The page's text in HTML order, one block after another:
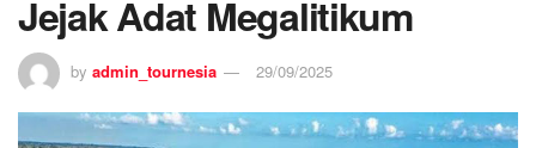
Jejak Adat Megalitikum
by admin_tournesia 29/09/2025